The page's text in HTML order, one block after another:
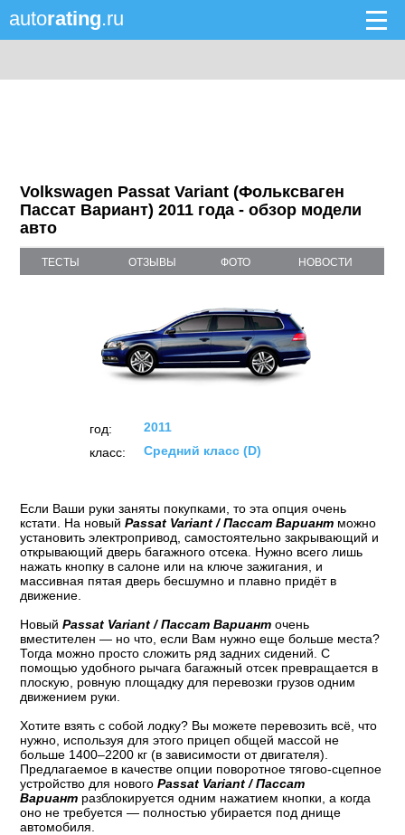
autorating.ru
Volkswagen Passat Variant (Фольксваген
Пассат Вариант) 2011 года - обзор модели
авто
ТЕСТЫ ОТЗЫВЫ ФОТО НОВОСТИ
год:
2011
класс:
Средний класс (D)
Если Ваши руки заняты покупками, то эта опция очень
кстати. На новыйPassat Variant / Пассат Вариант можно
установить электропривод, самостоятельно закрывающий и
открывающий дверь багажного отсека. Нужно всего лишь
нажать кнопку в салоне или на ключе зажигания, и
массивная пятая дверь бесшумно и плавно придёт в
движение.
НовыйPassat Variant / Пассат Вариант очень
вместителен — но что, если Вам нужно еще больше места?
Тогда можно просто сложить ряд задних сидений. С
помощью удобного рычага багажный отсек превращается в
плоскую, ровную площадку для перевозки грузов одним
движением руки.
Хотите взять с собой лодку? Вы можете перевозить всё, что
нужно, используя для этого прицеп общей массой не
больше 1400–2200 кг (в зависимости от двигателя).
Предлагаемое в качестве опции поворотное тягово-сцепное
устройство для новогоPassat Variant / Пассат
Вариант разблокируется одним нажатием кнопки, а когда
оно не требуется — полностью убирается под днище
автомобиля.